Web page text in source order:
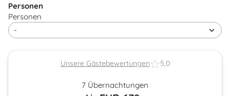
Personen
Personen
Unsere Gästebewertungen 5,0
7 Übernachtungen